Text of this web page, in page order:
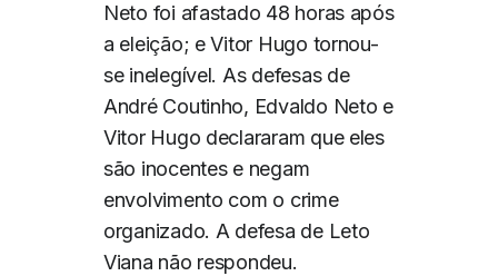
Neto foi afastado 48 horas após
a eleição; e Vitor Hugo tornou-
se inelegível. As defesas de
André Coutinho, Edvaldo Neto e
Vitor Hugo declararam que eles
são inocentes e negam
envolvimento com o crime
organizado. A defesa de Leto
Viana não respondeu.